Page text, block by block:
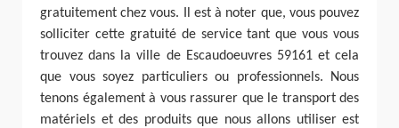
gratuitement chez vous. Il est à noter que, vous pouvez
solliciter cette gratuité de service tant que vous vous
trouvez dans la ville de Escaudoeuvres 59161 et cela
que vous soyez particuliers ou professionnels. Nous
tenons également à vous rassurer que le transport des
matériels et des produits que nous allons utiliser est